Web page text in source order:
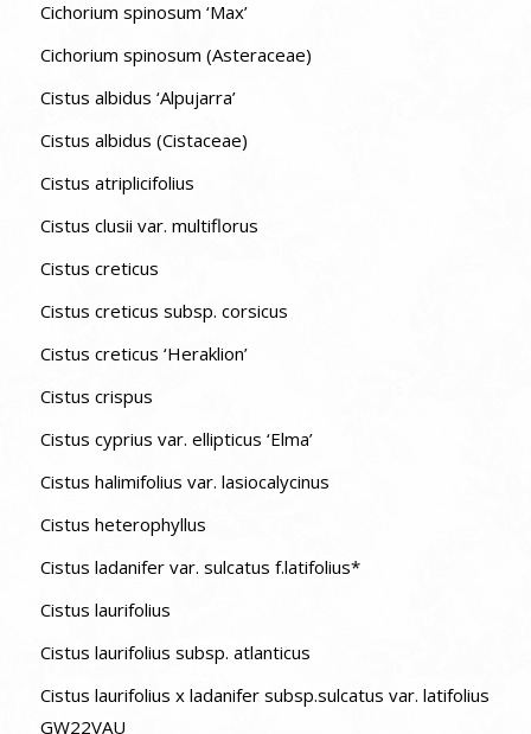
Cichorium spinosum ‘Max’
Cichorium spinosum (Asteraceae)
Cistus albidus ‘Alpujarra’
Cistus albidus (Cistaceae)
Cistus atriplicifolius
Cistus clusii var. multiflorus
Cistus creticus
Cistus creticus subsp. corsicus
Cistus creticus ‘Heraklion’
Cistus crispus
Cistus cyprius var. ellipticus ‘Elma’
Cistus halimifolius var. lasiocalycinus
Cistus heterophyllus
Cistus ladanifer var. sulcatus f.latifolius*
Cistus laurifolius
Cistus laurifolius subsp. atlanticus
Cistus laurifolius x ladanifer subsp.sulcatus var. latifolius
GW22VAU